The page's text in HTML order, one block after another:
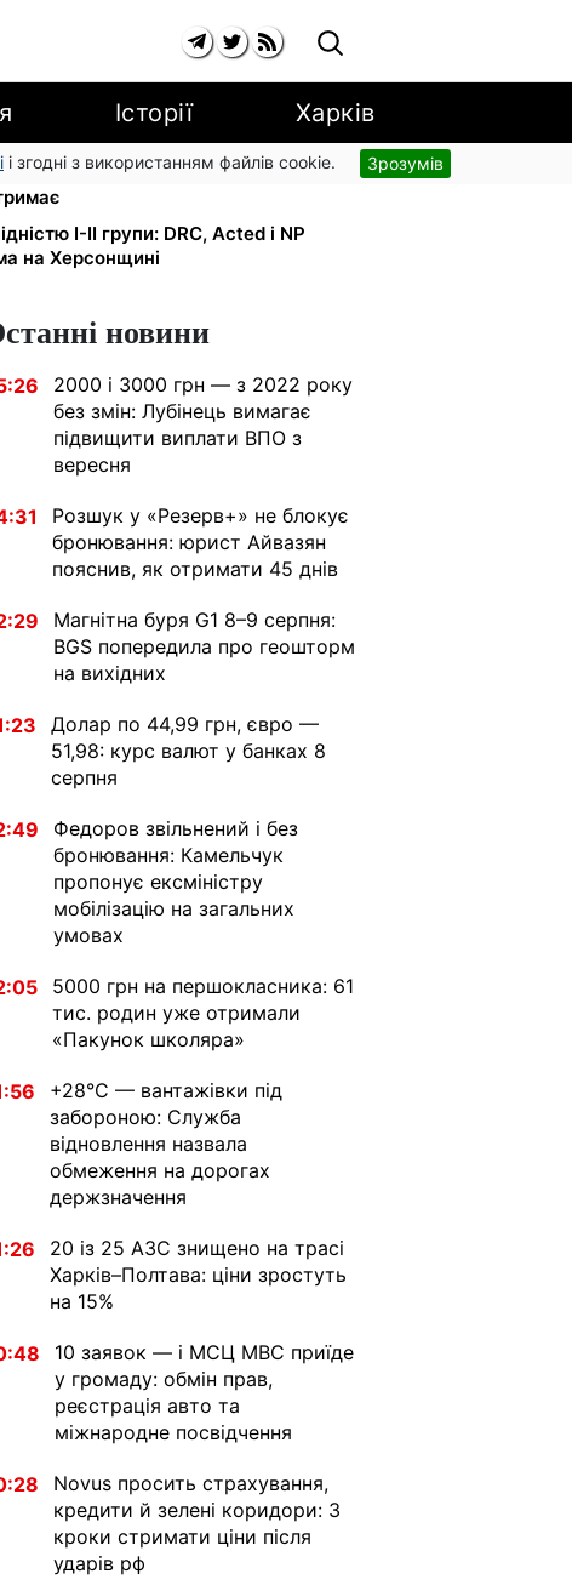
Історії Харків
і згодні з використанням файлів cookie. Зрозумів
з 1 вересня: від 2595 до 10
I-II групи: DRC, Acted і NP
на Херсонщині
новини
2000 і 3000 грн — з 2022 року
без змін: Лубінець вимагає
підвищити виплати ВПО з
вересня
Розшук у «Резерв+» не блокує
бронювання: юрист Айвазян
пояснив, як отримати 45 днів
Магнітна буря G1 8–9 серпня:
BGS попередила про геошторм
на вихідних
Долар по 44,99 грн, євро —
51,98: курс валют у банках 8
серпня
Федоров звільнений і без
бронювання: Камельчук
пропонує ексміністру
мобілізацію на загальних
умовах
5000 грн на першокласника: 61
тис. родин уже отримали
«Пакунок школяра»
+28°C — вантажівки під
забороною: Служба
відновлення назвала
обмеження на дорогах
держзначення
20 із 25 АЗС знищено на трасі
Харків–Полтава: ціни зростуть
на 15%
10 заявок — і МСЦ МВС приїде
у громаду: обмін прав,
реєстрація авто та
міжнародне посвідчення
Novus просить страхування,
кредити й зелені коридори: 3
кроки стримати ціни після
ударів рф